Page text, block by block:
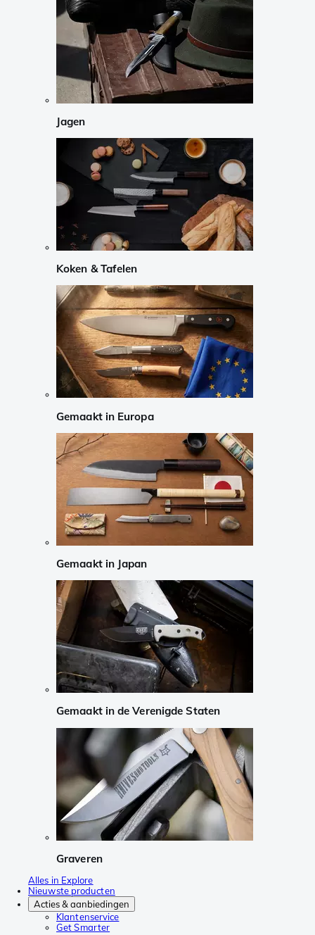
Jagen
Koken & Tafelen
Gemaakt in Europa
Gemaakt in Japan
Gemaakt in de Verenigde Staten
Graveren
Alles in Explore
Nieuwste producten
Acties & aanbiedingen
Klantenservice
Get Smarter